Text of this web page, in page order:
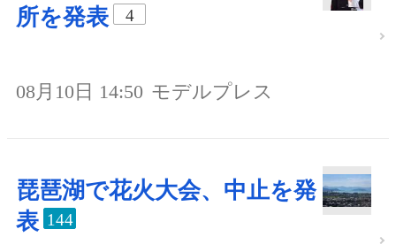
所を発表
4
08月10日 14:50 モデルプレス
琵琶湖で花火大会、中止を発
表 144